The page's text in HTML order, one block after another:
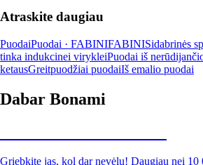
Atraskite daugiau
PuodaiPuodai · FABINIFABINISidabrinės
tinka indukcinei virykleiPuodai iš
ketausGreitpuodžiai puodaiIš emalio puodai
Dabar Bonami
Griebkite jas, kol dar nevėlu! Daugiau nei 10